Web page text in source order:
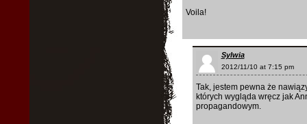
Voila!
Sylwia
2012/11/10 at 7:15 pm
Tak, jestem pewna że
których wygląda wręcz jak
propagandowym.